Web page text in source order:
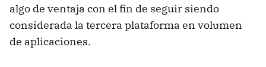
algo de ventaja con el fin de seguir siendo
considerada la tercera plataforma en volumen
de aplicaciones.